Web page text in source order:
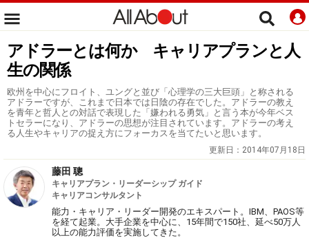
アドラーとは何か キャリアプランと人
生の関係
欧州を中心にフロイト、ユングと並び「心理学の三大巨頭」と称される
アドラーですが、これまで日本では日陰の存在でした。アドラーの教え
を青年と哲人との対話で表現した「嫌われる勇気」と言う本が今年ベス
トセラーになり、アドラーの思想が注目されています。アドラーの考え
る人生やキャリアの捉え方にフォーカスを当てたいと思います。
更新日： 2014年07月18日
藤田 聰
キャリアプラン・リーダーシップ ガイド
キャリアコンサルタント
能力・キャリア・リーダー開発のエキスパート。IBM、PAOS等
を経て起業。大手企業を中心に、15年間で150社、延べ50万人
以上の能力評価を実施してきた。